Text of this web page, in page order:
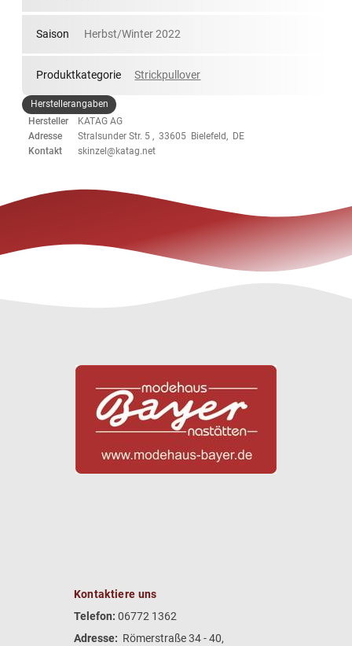
Saison Herbst/Winter 2022
Produktkategorie Strickpullover
Herstellerangaben
Hersteller
KATAG AG
Adresse
Stralsunder Str. 5 , 33605 Bielefeld, DE
Kontakt
skinzel@katag.net
Kontaktiere uns
Telefon: 06772 1362
Adresse: Römerstraße 34 - 40,